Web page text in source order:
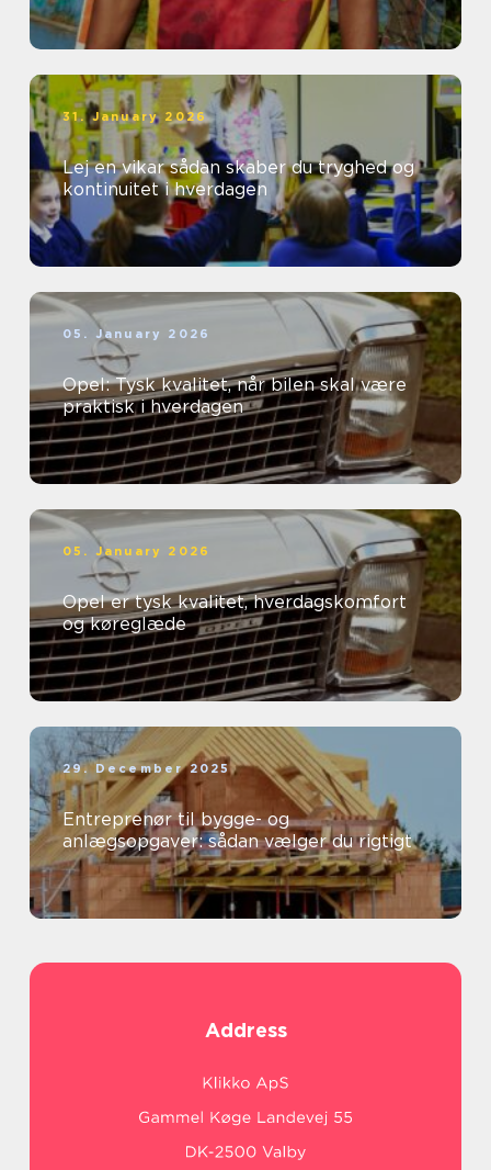
31. January 2026
Lej en vikar sådan skaber du tryghed og
kontinuitet i hverdagen
05. January 2026
Opel: Tysk kvalitet, når bilen skal være
praktisk i hverdagen
05. January 2026
Opel er tysk kvalitet, hverdagskomfort
og køreglæde
29. December 2025
Entreprenør til bygge- og
anlægsopgaver: sådan vælger du rigtigt
Address